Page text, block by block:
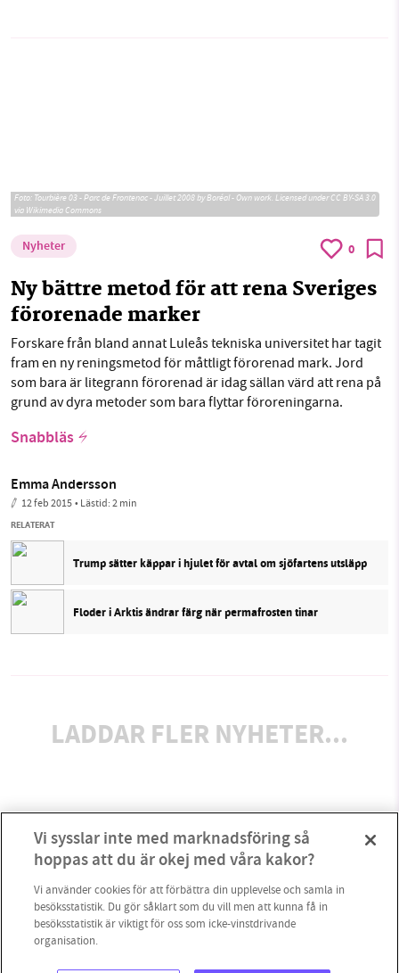
Foto: Tourbière 03 - Parc de Frontenac - Juillet 2008 by Boréal - Own work. Licensed under CC BY-SA 3.0
via Wikimedia Commons
Nyheter 0
Ny bättre metod för att rena Sveriges
förorenade marker
Forskare från bland annat Luleås tekniska universitet har tagit
fram en ny reningsmetod för måttligt förorenad mark. Jord
som bara är litegrann förorenad är idag sällan värd att rena på
grund av dyra metoder som bara flyttar föroreningarna.
Snabbläs
Emma Andersson
12 feb 2015• Lästid:2 min
RELATERAT
Trump sätter käppar i hjulet för avtal om sjöfartens utsläpp
Floder i Arktis ändrar färg när permafrosten tinar
LADDAR FLER NYHETER...
Vi sysslar inte med marknadsföring så
hoppas att du är okej med våra kakor?
Vi använder cookies för att förbättra din upplevelse och samla in
besöksstatistik. Du gör såklart som du vill men att kunna få in
besöksstatistik är viktigt för oss som icke-vinstdrivande
organisation.